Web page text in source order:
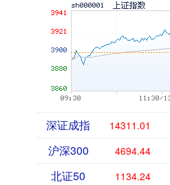
深证成指 14311.01
沪深300 4694.44
北证50 1134.24